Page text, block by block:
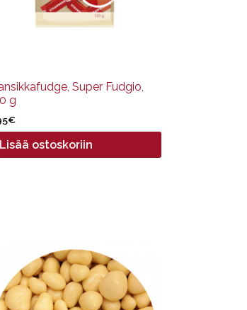
Super Fudgio,
g
€
Lisää ostoskoriin